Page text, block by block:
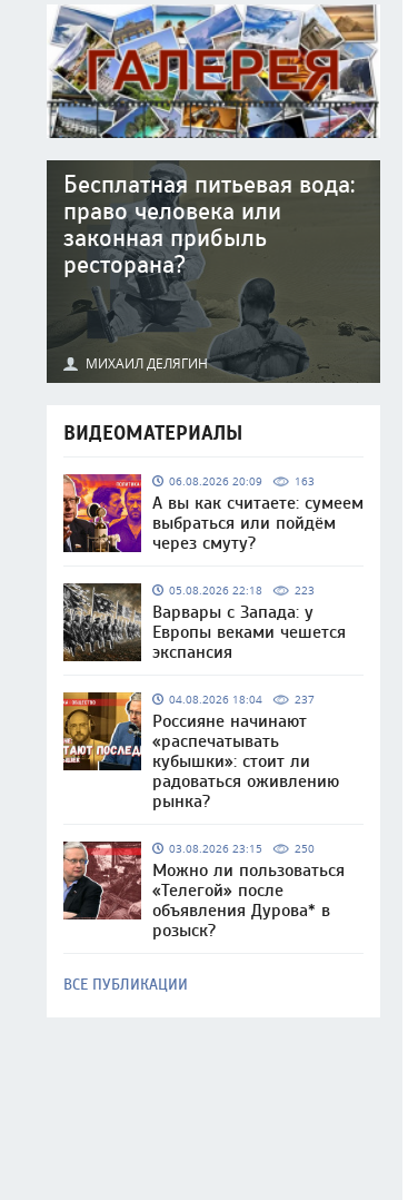
Бесплатная питьевая вода:
право человека или
законная прибыль
ресторана?
МИХАИЛ ДЕЛЯГИН
ВИДЕОМАТЕРИАЛЫ
06.08.2026 20:09 163
А вы как считаете: сумеем
выбраться или пойдём
через смуту?
05.08.2026 22:18 223
Варвары с Запада: у
Европы веками чешется
экспансия
04.08.2026 18:04 237
Россияне начинают
«распечатывать
кубышки»: стоит ли
радоваться оживлению
рынка?
03.08.2026 23:15 250
Можно ли пользоваться
«Телегой» после
объявления Дурова* в
розыск?
ВСЕ ПУБЛИКАЦИИ